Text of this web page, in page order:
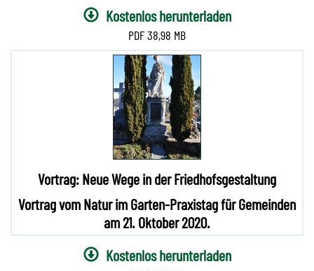
Kostenlos herunterladen
38,98 MB
Vortrag: Neue Wege in der Friedhofsgestaltung
Vortrag vom Natur im Garten-Praxistag für Gemeinden
am 21. Oktober 2020.
Kostenlos herunterladen